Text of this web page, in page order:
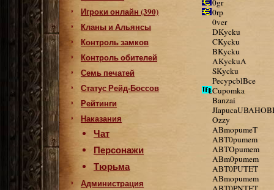
Игроки онлайн (390)
Кланы и Альянсы
Контроль замков
Контроль обителей
Семь печатей
Статус Рейд-Боссов
Рейтинги
Наказания
Чат
Персонажи
Тюрьма
Администрация
0gr
0rp
0ver
DKycku
CKycku
BKycku
AKyckuA
SKycku
PecypcblBce
Cupomka
Banzai
Ozzy
ABmopumeT
ABT0pumem
ABTOpumem
ABm0pumem
ABT0PUTET
ABmopumem